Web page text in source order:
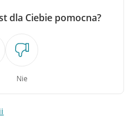
dla Ciebie pomocna?
Nie